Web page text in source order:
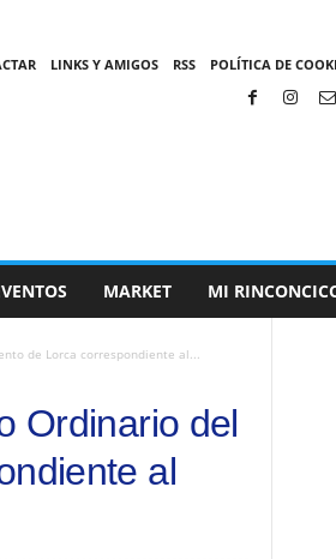
LINKS Y AMIGOS RSS POLÍTICA DE
MARKET MI
de Lorca correspondiente al...
Ordinario del
al